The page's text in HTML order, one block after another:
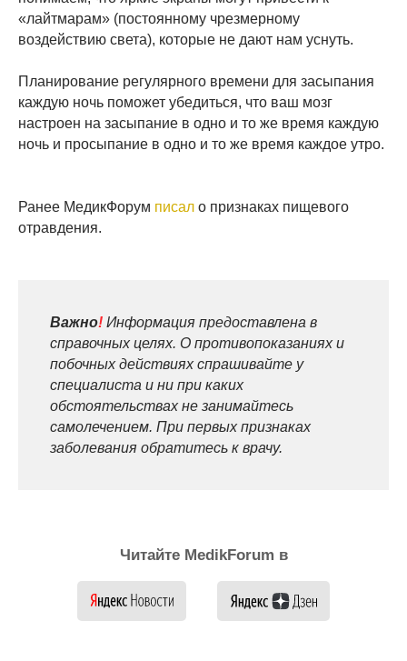
«лайтмарам» (постоянному чрезмерному
воздействию света), которые не дают нам уснуть.
Планирование регулярного времени для засыпания
каждую ночь поможет убедиться, что ваш мозг
настроен на засыпание в одно и то же время каждую
ночь и просыпание в одно и то же время каждое утро.
Ранее МедикФорум писал о признаках пищевого
отравдения.
Важно! Информация предоставлена в
справочных целях. О противопоказаниях и
побочных действиях спрашивайте у
специалиста и ни при каких
обстоятельствах не занимайтесь
самолечением. При первых признаках
заболевания обратитесь к врачу.
Читайте MedikForum в